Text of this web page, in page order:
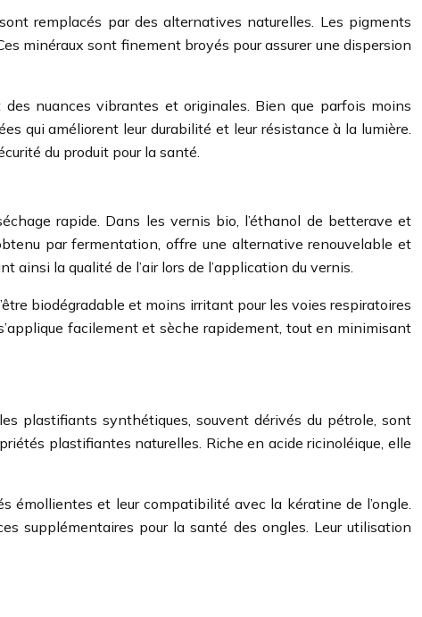
remplacés par des alternatives naturelles. Les pigments
minéraux sont finement broyés pour assurer une dispersion
nuances vibrantes et originales. Bien que parfois moins
qui améliorent leur durabilité et leur résistance à la lumière.
du produit pour la santé.
rapide. Dans les vernis bio, l’éthanol de betterave et
par fermentation, offre une alternative renouvelable et
la qualité de l’air lors de l’application du vernis.
biodégradable et moins irritant pour les voies respiratoires
facilement et sèche rapidement, tout en minimisant
plastifiants synthétiques, souvent dérivés du pétrole, sont
plastifiantes naturelles. Riche en acide ricinoléique, elle
émollientes et leur compatibilité avec la kératine de l’ongle.
supplémentaires pour la santé des ongles. Leur utilisation